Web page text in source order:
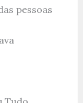
pessoas